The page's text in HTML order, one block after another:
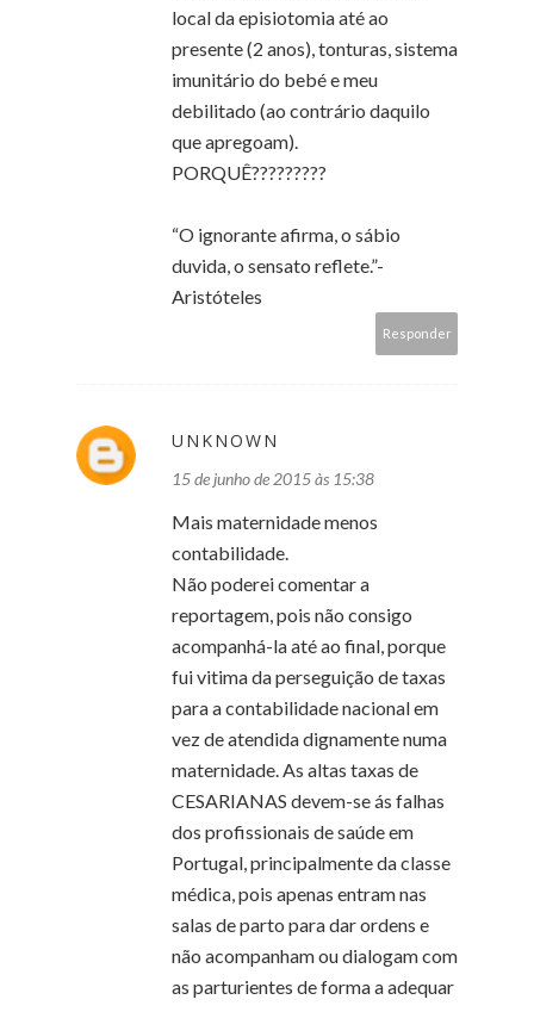
local da episiotomia até ao
presente (2 anos), tonturas, sistema
imunitário do bebé e meu
debilitado (ao contrário daquilo
que apregoam).
PORQUÊ?????????
“O ignorante afirma, o sábio
duvida, o sensato reflete.”-
Aristóteles
Responder
UNKNOWN
15 de junho de 2015 às 15:38
Mais maternidade menos
contabilidade.
Não poderei comentar a
reportagem, pois não consigo
acompanhá-la até ao final, porque
fui vitima da perseguição de taxas
para a contabilidade nacional em
vez de atendida dignamente numa
maternidade. As altas taxas de
CESARIANAS devem-se ás falhas
dos profissionais de saúde em
Portugal, principalmente da classe
médica, pois apenas entram nas
salas de parto para dar ordens e
não acompanham ou dialogam com
as parturientes de forma a adequar